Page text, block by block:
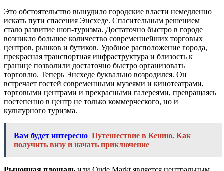
Это обстоятельство вынудило городские власти немедленно
искать пути спасения Энсхеде. Спасительным решением
стало развитие шоп-туризма. Достаточно быстро в городе
возникло большое количество современнейших торговых
центров, рынков и бутиков. Удобное расположение города,
прекрасная транспортная инфраструктура и близость к
границе позволили достаточно быстро организовать
торговлю. Теперь Энсхеде буквально возродился. Он
встречает гостей современными музеями и кинотеатрами,
торговыми центрами и прекрасными галереями, превращаясь
постепенно в центр не только коммерческого, но и
культурного туризма.
Вам будет интересно Путешествие в Кению. Как
получить визу и начать приключение